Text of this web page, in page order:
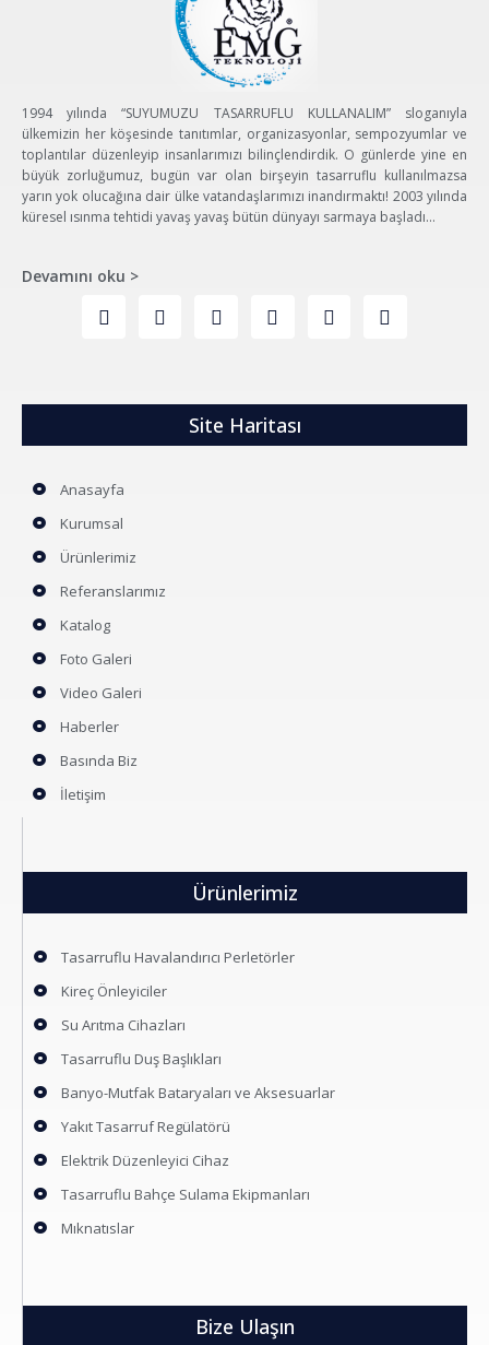
1994 yılında “SUYUMUZU TASARRUFLU KULLANALIM” sloganıyla
ülkemizin her köşesinde tanıtımlar, organizasyonlar, sempozyumlar ve
toplantılar düzenleyip insanlarımızı bilinçlendirdik. O günlerde yine en
büyük zorluğumuz, bugün var olan birşeyin tasarruflu kullanılmazsa
yarın yok olucağına dair ülke vatandaşlarımızı inandırmaktı! 2003 yılında
küresel ısınma tehtidi yavaş yavaş bütün dünyayı sarmaya başladı…
Devamını oku >
Site Haritası
Anasayfa
Kurumsal
Ürünlerimiz
Referanslarımız
Katalog
Foto Galeri
Video Galeri
Haberler
Basında Biz
İletişim
Ürünlerimiz
Tasarruflu Havalandırıcı Perletörler
Kireç Önleyiciler
Su Arıtma Cihazları
Tasarruflu Duş Başlıkları
Banyo-Mutfak Bataryaları ve Aksesuarlar
Yakıt Tasarruf Regülatörü
Elektrik Düzenleyici Cihaz
Tasarruflu Bahçe Sulama Ekipmanları
Mıknatıslar
Bize Ulaşın